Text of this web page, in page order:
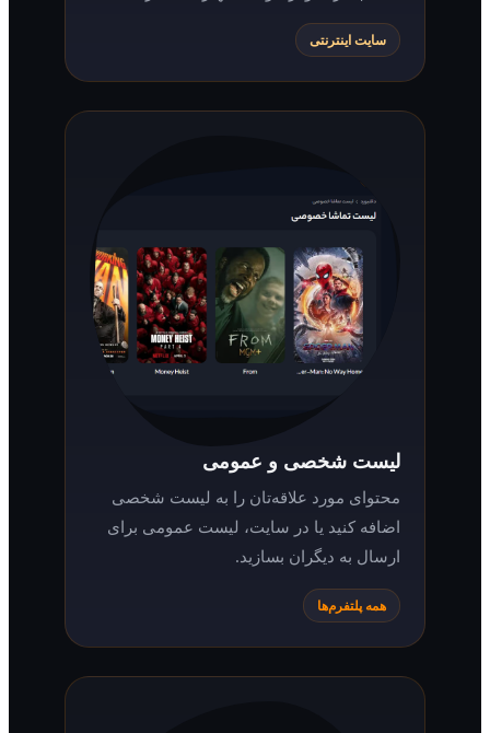
سایت اینترنتی
لیست شخصی و عمومی
محتوای مورد علاقه‌تان را به لیست شخصی
اضافه کنید یا در سایت، لیست عمومی برای
ارسال به دیگران بسازید.
همه پلتفرم‌ها